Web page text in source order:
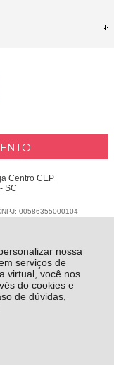
nossa
serviços de
virtual, você nos
do cookies e
de dúvidas,
Centro CEP
SC
00586355000104